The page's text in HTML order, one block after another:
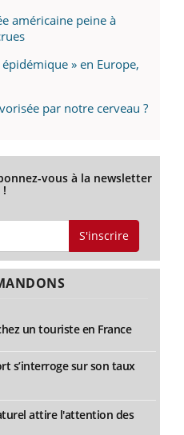
américaine peine à
» en Europe,
par notre cerveau ?
vous à la newsletter
!
S'inscrire
un touriste en France
s’interroge sur son taux
attire l'attention des